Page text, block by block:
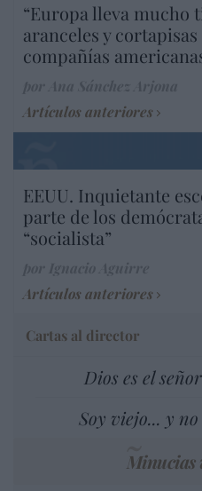
“Europa lleva mucho
aranceles y
compañías
Artículos anteriores
EEUU. Inquietante
parte de los
“socialista”
Artículos anteriores
Cartas al director
Dios es el
Soy viejo... y
Minucias